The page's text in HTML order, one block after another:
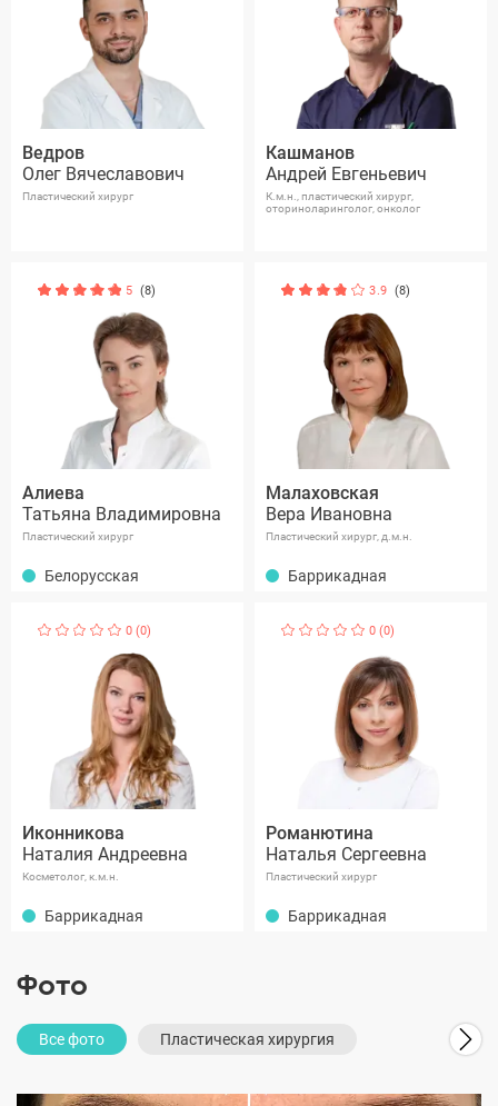
Ведров
Олег Вячеславович
Пластический хирург
Кашманов
Андрей Евгеньевич
К.м.н., пластический хирург,
оториноларинголог, онколог
5 (8)
Алиева
Татьяна Владимировна
Пластический хирург
Белорусская
3.9 (8)
Малаховская
Вера Ивановна
Пластический хирург, д.м.н.
Баррикадная
0 (0)
Иконникова
Наталия Андреевна
Косметолог, к.м.н.
Баррикадная
0 (0)
Романютина
Наталья Сергеевна
Пластический хирург
Баррикадная
Фото
Все фото Пластическая хирургия